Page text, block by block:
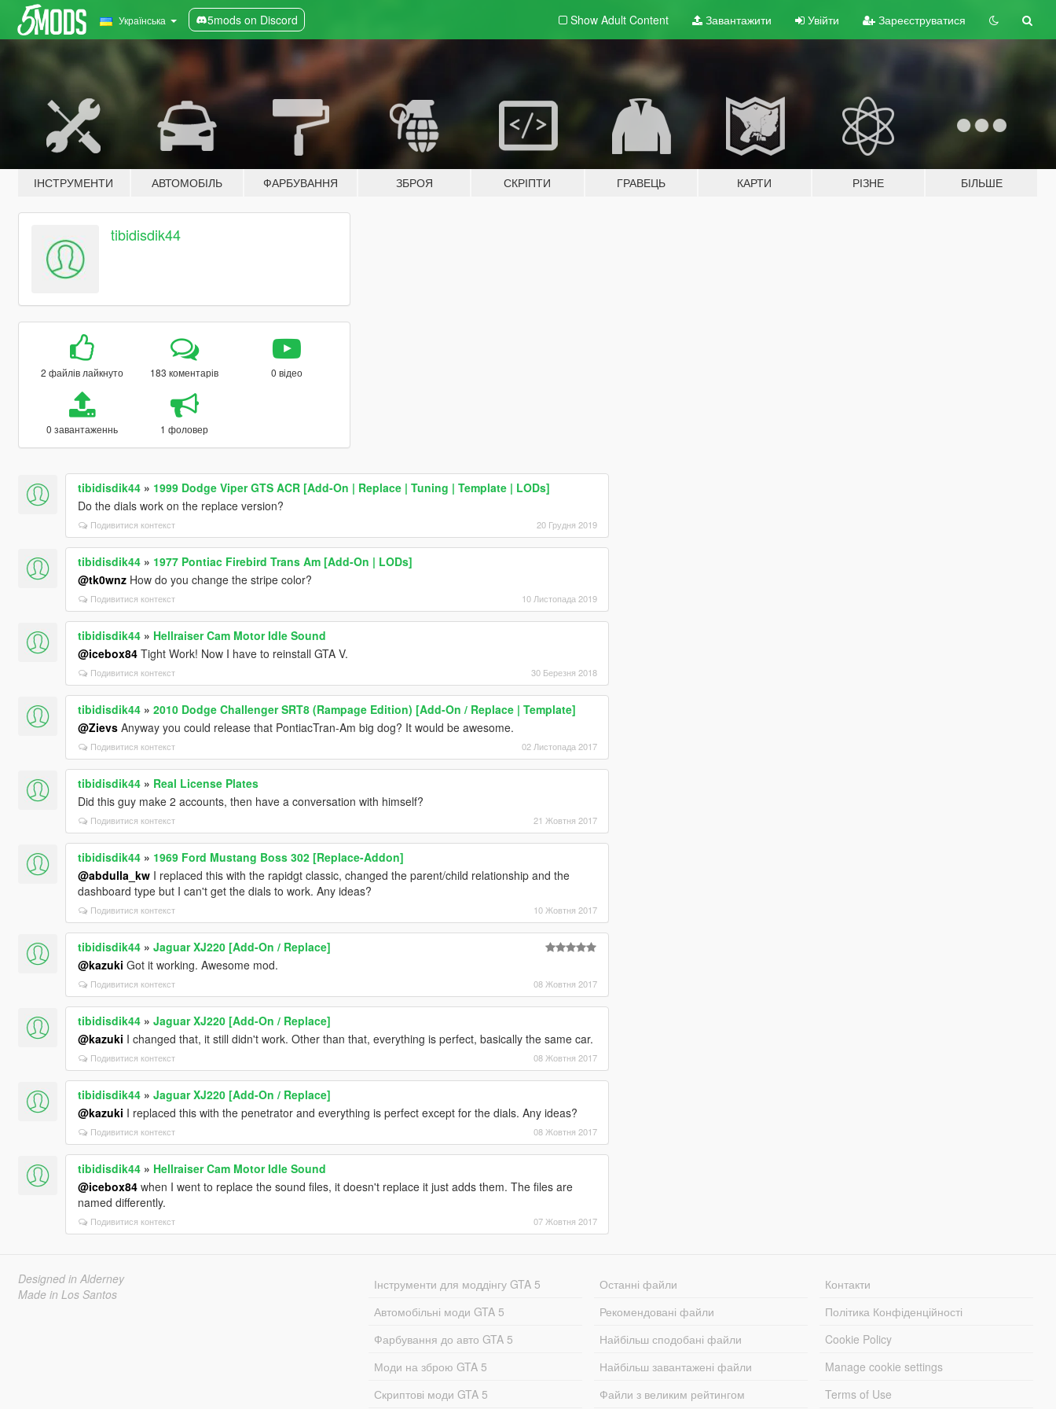
Українська 5mods on Discord Show Adult Content Завантажити Увійти Зареєструватися
ІНСТРУМЕНТИ АВТОМОБІЛЬ ФАРБУВАННЯ ЗБРОЯ СКРІПТИ ГРАВЕЦЬ КАРТИ РІЗНЕ БІЛЬШЕ
tibidisdik44
2 файлів лайкнуто 183 коментарів 0 відео
0 завантаженнь 1 фоловер
tibidisdik44» 1999 Dodge Viper GTS ACR [Add-On | Replace | Tuning | Template | LODs]
Do the dials work on the replace version?
Подивитися контекст 20 Грудня 2019
tibidisdik44» 1977 Pontiac Firebird Trans Am [Add-On | LODs]
@tk0wnzHow do you change the stripe color?
Подивитися контекст 10 Листопада 2019
tibidisdik44» Hellraiser Cam Motor Idle Sound
@icebox84Tight Work! Now I have to reinstall GTA V.
Подивитися контекст 30 Березня 2018
tibidisdik44» 2010 Dodge Challenger SRT8 (Rampage Edition) [Add-On / Replace | Template]
@ZievsAnyway you could release that PontiacTran-Am big dog? It would be awesome.
Подивитися контекст 02 Листопада 2017
tibidisdik44» Real License Plates
Did this guy make 2 accounts, then have a conversation with himself?
Подивитися контекст 21 Жовтня 2017
tibidisdik44» 1969 Ford Mustang Boss 302 [Replace-Addon]
@abdulla_kwI replaced this with the rapidgt classic, changed the parent/child relationship and the
dashboard type but I can't get the dials to work. Any ideas?
Подивитися контекст 10 Жовтня 2017
tibidisdik44» Jaguar XJ220 [Add-On / Replace]
@kazuki Got it working. Awesome mod.
Подивитися контекст 08 Жовтня 2017
tibidisdik44» Jaguar XJ220 [Add-On / Replace]
@kazuki I changed that, it still didn't work. Other than that, everything is perfect, basically the same car.
Подивитися контекст 08 Жовтня 2017
tibidisdik44» Jaguar XJ220 [Add-On / Replace]
@kazuki I replaced this with the penetrator and everything is perfect except for the dials. Any ideas?
Подивитися контекст 08 Жовтня 2017
tibidisdik44» Hellraiser Cam Motor Idle Sound
@icebox84when I went to replace the sound files, it doesn't replace it just adds them. The files are
named differently.
Подивитися контекст 07 Жовтня 2017
Designed in Alderney
Made in Los Santos
Інструменти для моддінгу GTA 5
Автомобільні моди GTA 5
Фарбування до авто GTA 5
Моди на зброю GTA 5
Скриптові моди GTA 5
Останні файли
Рекомендовані файли
Найбільш сподобані файли
Найбільш завантажені файли
Файли з великим рейтингом
Контакти
Політика Конфіденційності
Cookie Policy
Manage cookie settings
Terms of Use